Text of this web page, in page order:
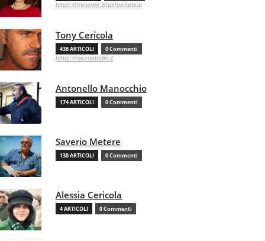
https://mynews.it/author/ansa/
Tony Cericola
438 ARTICOLI 0 Commenti
https://microstudio.it
Antonello Manocchio
174 ARTICOLI 0 Commenti
Saverio Metere
130 ARTICOLI 0 Commenti
Alessia Cericola
4 ARTICOLI 0 Commenti